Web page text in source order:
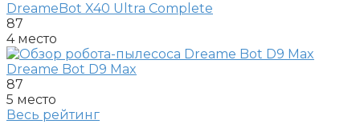
DreameBot X40 Ultra Complete
87
4 место
Dreame Bot D9 Max
87
5 место
Весь рейтинг